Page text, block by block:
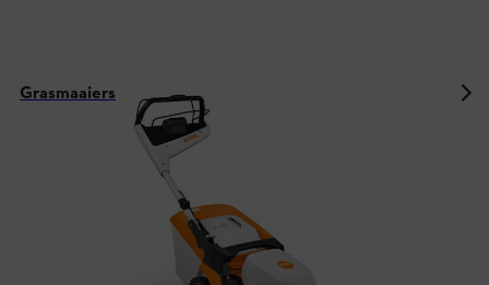
Grasmaaiers